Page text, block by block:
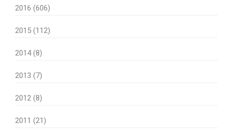
2016 (606)
2015 (112)
2014 (8)
2013 (7)
2012 (8)
2011 (21)